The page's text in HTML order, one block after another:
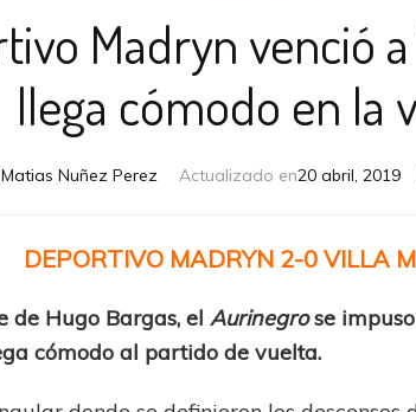
Madryn venció
llega cómodo en la
Nuñez Perez Actualizado en20 abril, 2019
DEPORTIVO MADRYN 2-0 VILLA
de Hugo Bargas, el Aurinegrose
cómodo al partido de vuelta.